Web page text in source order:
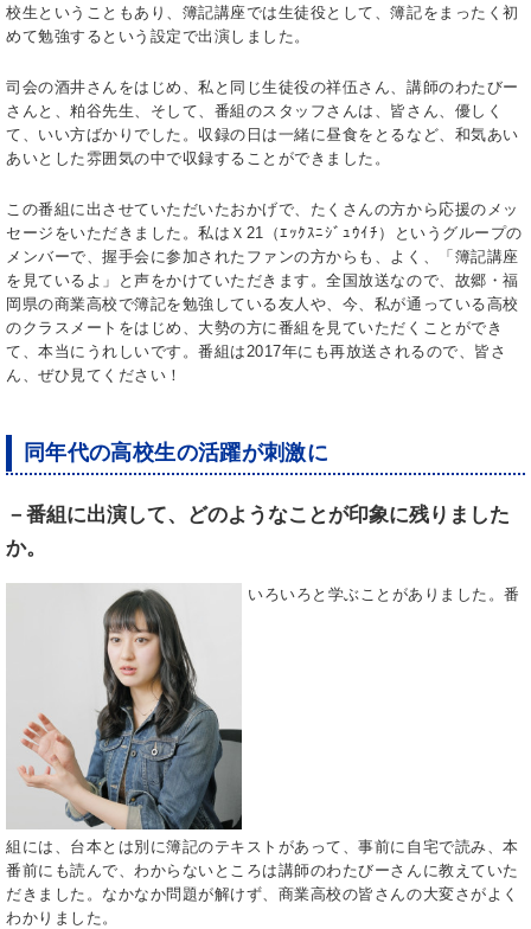
校生ということもあり、簿記講座では生徒役として、簿記をまったく初
めて勉強するという設定で出演しました。
司会の酒井さんをはじめ、私と同じ生徒役の祥伍さん、講師のわたびー
さんと、粕谷先生、そして、番組のスタッフさんは、皆さん、優しく
て、いい方ばかりでした。収録の日は一緒に昼食をとるなど、和気あい
あいとした雰囲気の中で収録することができました。
この番組に出させていただいたおかげで、たくさんの方から応援のメッ
セージをいただきました。私はＸ21（ｴｯｸｽﾆｼﾞｭｳｲﾁ）というグループの
メンバーで、握手会に参加されたファンの方からも、よく、「簿記講座
を見ているよ」と声をかけていただきます。全国放送なので、故郷・福
岡県の商業高校で簿記を勉強している友人や、今、私が通っている高校
のクラスメートをはじめ、大勢の方に番組を見ていただくことができ
て、本当にうれしいです。番組は2017年にも再放送されるので、皆さ
ん、ぜひ見てください！
同年代の高校生の活躍が刺激に
－番組に出演して、どのようなことが印象に残りました
か。
いろいろと学ぶことがありました。番
組には、台本とは別に簿記のテキストがあって、事前に自宅で読み、本
番前にも読んで、わからないところは講師のわたびーさんに教えていた
だきました。なかなか問題が解けず、商業高校の皆さんの大変さがよく
わかりました。